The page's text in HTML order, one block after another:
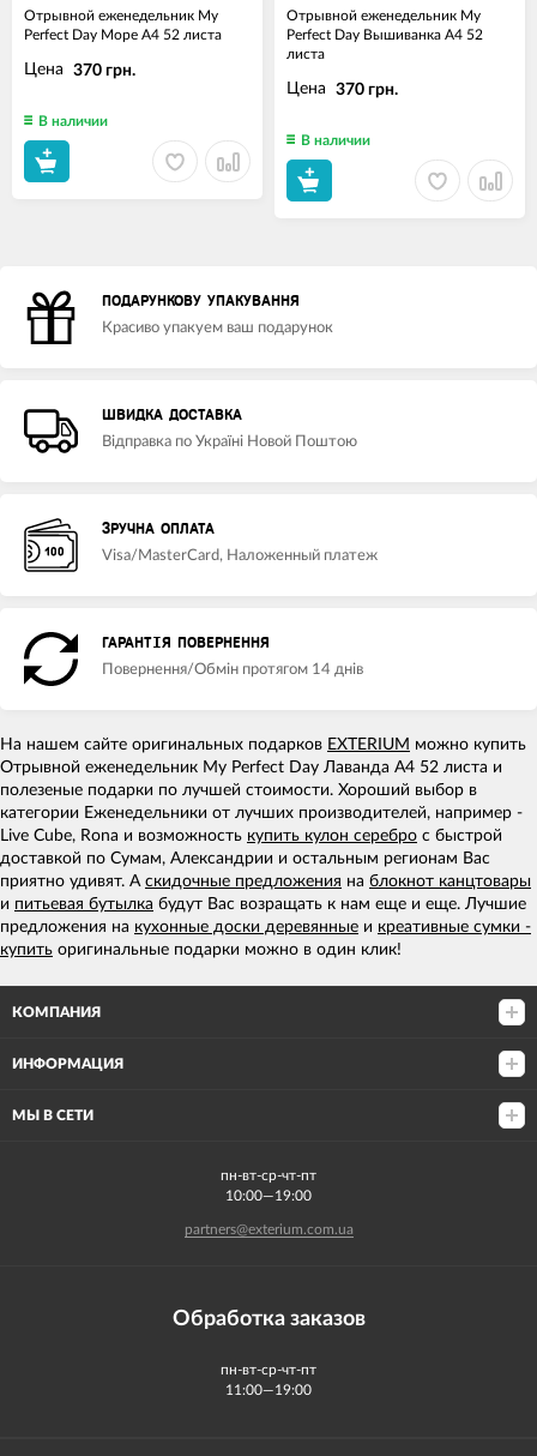
Отрывной еженедельник My
Perfect Day Море A4 52 листа
Цена 370 грн.
В наличии
Отрывной еженедельник My
Perfect Day Вышиванка A4 52
листа
Цена 370 грн.
В наличии
ПОДАРУНКОВУ УПАКУВАННЯ
Красиво упакуем ваш подарунок
ШВИДКА ДОСТАВКА
Відправка по Україні Новой Поштою
ЗРУЧНА ОПЛАТА
Visa/MasterCard, Наложенный платеж
ГАРАНТІЯ ПОВЕРНЕННЯ
Повернення/Обмін протягом 14 днів
На нашем сайте оригинальных подарков EXTERIUM можно купить
Отрывной еженедельник My Perfect Day Лаванда A4 52 листа и
полезеные подарки по лучшей стоимости. Хороший выбор в
категории Еженедельники от лучших производителей, например -
Live Cube, Rona и возможность купить кулон серебро с быстрой
доставкой по Сумам, Александрии и остальным регионам Вас
приятно удивят. А скидочные предложения на блокнот канцтовары
и питьевая бутылка будут Вас возращать к нам еще и еще. Лучшие
предложения на кухонные доски деревянные и креативные сумки -
купить оригинальные подарки можно в один клик!
КОМПАНИЯ
ИНФОРМАЦИЯ
МЫ В СЕТИ
пн-вт-ср-чт-пт
10:00—19:00
partners@exterium.com.ua
Обработка заказов
пн-вт-ср-чт-пт
11:00—19:00